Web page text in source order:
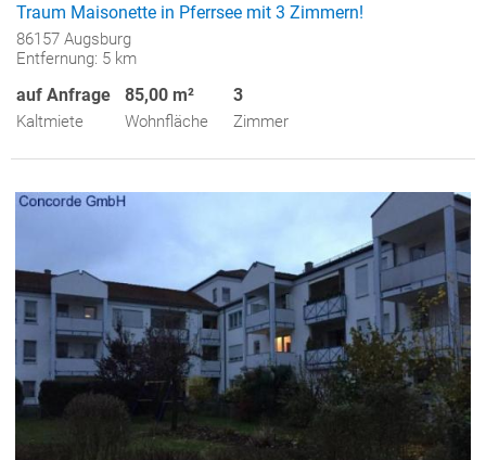
Traum Maisonette in Pferrsee mit 3 Zimmern!
86157 Augsburg
Entfernung: 5 km
auf Anfrage
Kaltmiete
85,00 m²
Wohnfläche
3
Zimmer